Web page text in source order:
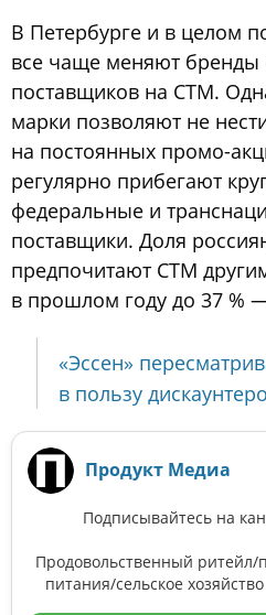
В Петербурге и в целом
все чаще меняют бренды
поставщиков на СТМ.
марки позволяют не
на постоянных промо-
регулярно прибегают
федеральные и
поставщики. Доля
предпочитают СТМ
в прошлом году до 37 %
«Эссен»
в пользу
Продукт Медиа
Подписывайтесь на
Продовольственный ритейл/
питания/сельское